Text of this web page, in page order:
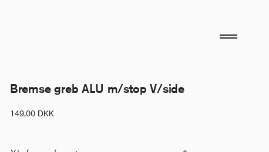
Bremse greb ALU m/stop V/side
149,00 DKK